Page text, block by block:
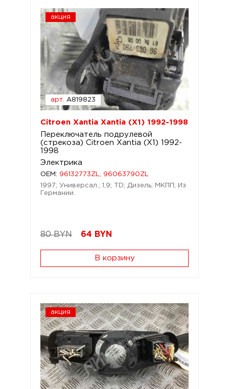
акция
арт. A819823
Citroen Xantia Xantia (X1) 1992-1998
Переключатель подрулевой
(стрекоза) Citroen Xantia (X1) 1992-
1998
Электрика
OEM: 96132773ZL, 96063790ZL
1997; Универсал.; 1,9; TD; Дизель; МКПП; Из
Германии.
80 BYN 64 BYN
В корзину
акция